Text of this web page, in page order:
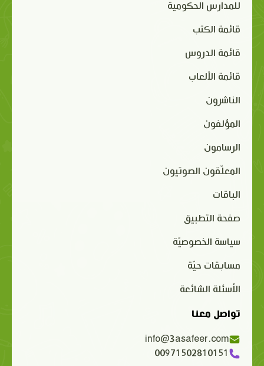
للمدارس الحكومية
قائمة الكتب
قائمة الدروس
قائمة الألعاب
الناشرون
المؤلفون
الرسامون
المعلّقون الصوتيون
الباقات
صفحة التطبيق
سياسة الخصوصيّة
مسابقات حيّة
الأسئلة الشائعة
تواصل معنا
info@3asafeer.com
00971502810151